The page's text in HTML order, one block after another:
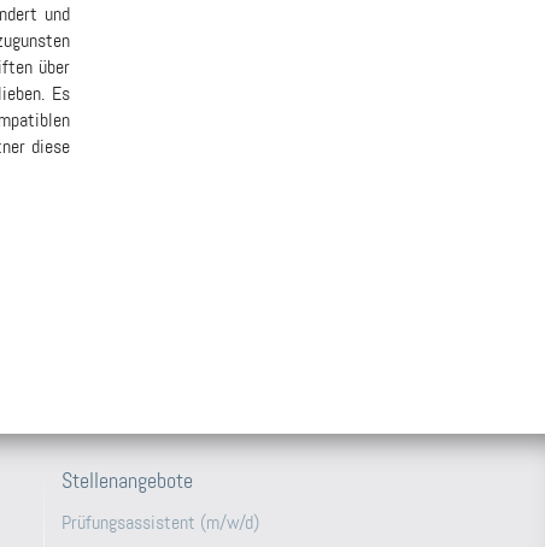
und
über
Es
diese
Stellenangebote
Prüfungsassistent (m/w/d)